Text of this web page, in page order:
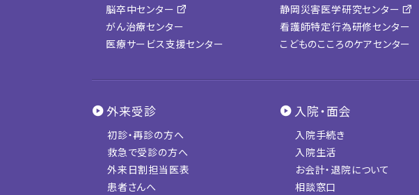
脳卒中センター
がん治療センター
医療サービス支援センター
静岡災害医学研究センター
看護師特定行為研修センター
こどものこころのケアセンター
外来受診
初診・再診の方へ
救急で受診の方へ
外来日割担当医表
患者さんへ
入院・面会
入院手続き
入院生活
お会計・退院について
相談窓口